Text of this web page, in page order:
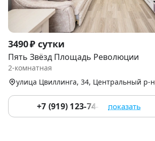
Item
1
of
3490 ₽ сутки
Пять Звёзд Площадь Революции
2-комнатная
улица Цвиллинга, 34, Центральный р-н
+7 (919) 123-74-84 показать